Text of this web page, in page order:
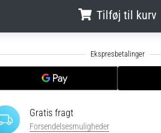
Tilføj til kurv
Gratis fragt
Forsendelsesmuligheder